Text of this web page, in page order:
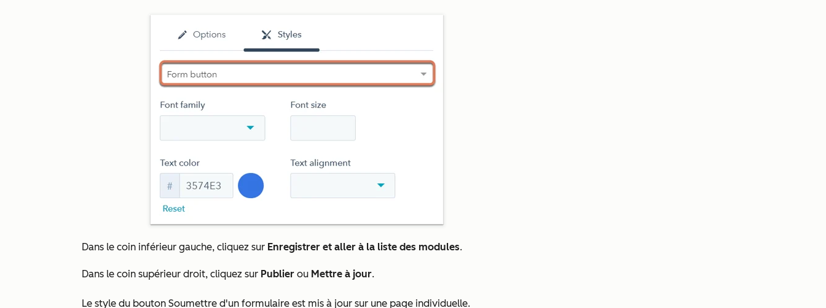
Dans le coin inférieur gauche, cliquez sur Enregistrer et aller à la liste des modules.
Dans le coin supérieur droit, cliquez sur Publier ou Mettre à jour.
Le style du bouton Soumettre d'un formulaire est mis à jour sur une page individuelle.